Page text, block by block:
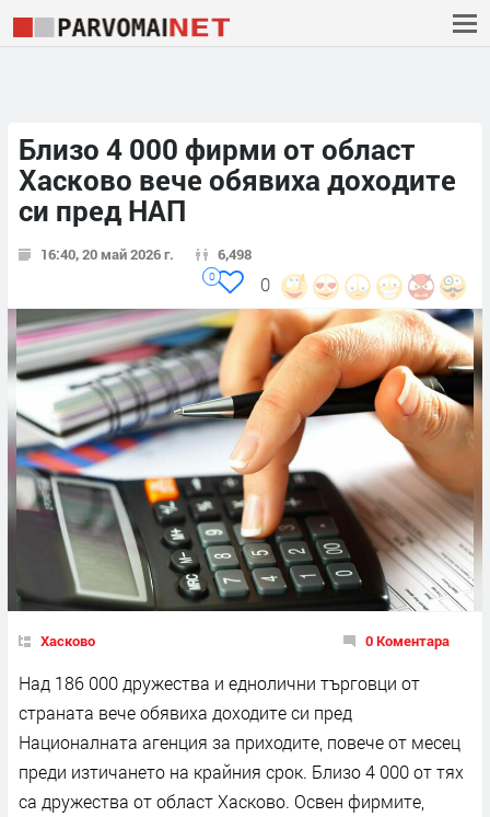
Близо 4 000 фирми от област
Хасково вече обявиха доходите
си пред НАП
16:40, 20 май 2026 г. 6,498
0
0
Хасково 0 Коментара
Над 186 000 дружества и еднолични търговци от
страната вече обявиха доходите си пред
Националната агенция за приходите, повече от месец
преди изтичането на крайния срок. Близо 4 000 от тях
са дружества от област Хасково. Освен фирмите,